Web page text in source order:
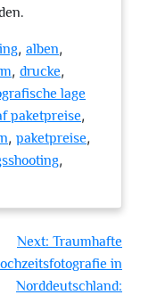
, alben,
, drucke,
lage
paketpreise,
, paketpreise,
,
Next: Traumhafte
in
Norddeutschland: